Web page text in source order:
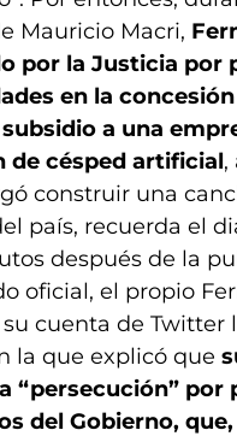
Mauricio Macri,
por la Justicia por
en la
a una
de césped artificial,
construir una
país, recuerda el
después de la
oficial, el propio
cuenta de Twitter
la que explicó que
“persecución” por
del Gobierno,